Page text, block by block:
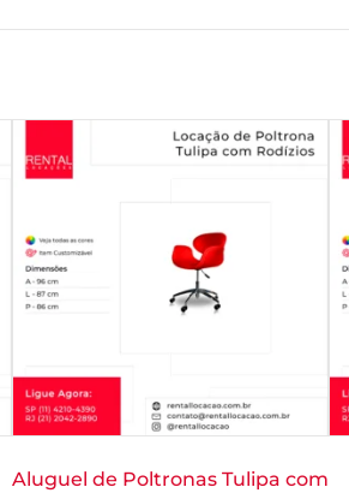
Aluguel de Poltronas Tulipa com